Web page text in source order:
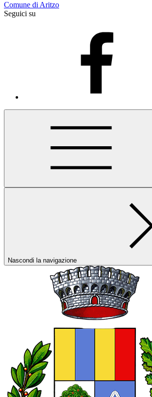
Comune di Aritzo
Seguici su
Nascondi la navigazione